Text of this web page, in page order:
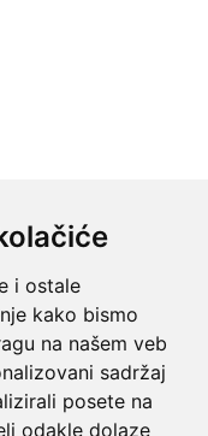
i ostale
kako bismo
na našem veb
sadržaj
posete na
odakle dolaze